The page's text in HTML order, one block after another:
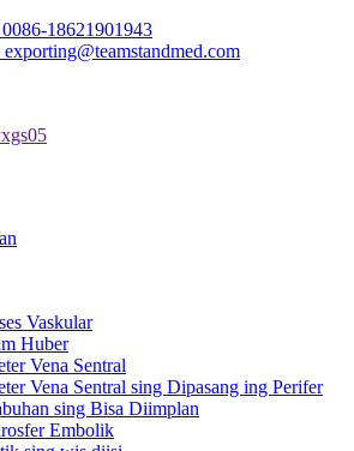
18621901943
Vaskular
Huber
Vena Sentral
Vena Sentral sing Dipasang ing Perifer
sing Bisa Diimplan
Embolik